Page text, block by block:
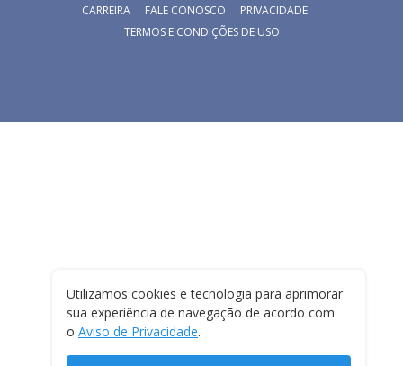
CARREIRA FALE CONOSCO
PRIVACIDADE
TERMOS E CONDIÇÕES DE USO
Utilizamos cookies e tecnologia para aprimorar
sua experiência de navegação de acordo com
o Aviso de Privacidade.